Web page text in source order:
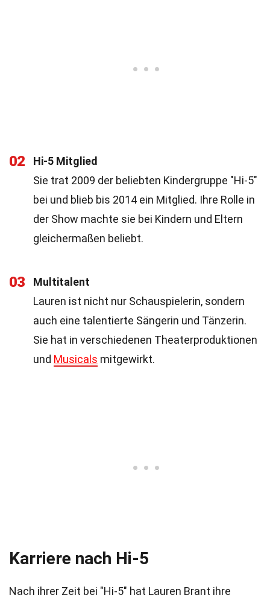
02
Hi-5 Mitglied
Sie trat 2009 der beliebten Kindergruppe "Hi-5"
bei und blieb bis 2014 ein Mitglied. Ihre Rolle in
der Show machte sie bei Kindern und Eltern
gleichermaßen beliebt.
03
Multitalent
Lauren ist nicht nur Schauspielerin, sondern
auch eine talentierte Sängerin und Tänzerin.
Sie hat in verschiedenen Theaterproduktionen
und Musicals mitgewirkt.
Karriere nach Hi-5
Nach ihrer Zeit bei "Hi-5" hat Lauren Brant ihre